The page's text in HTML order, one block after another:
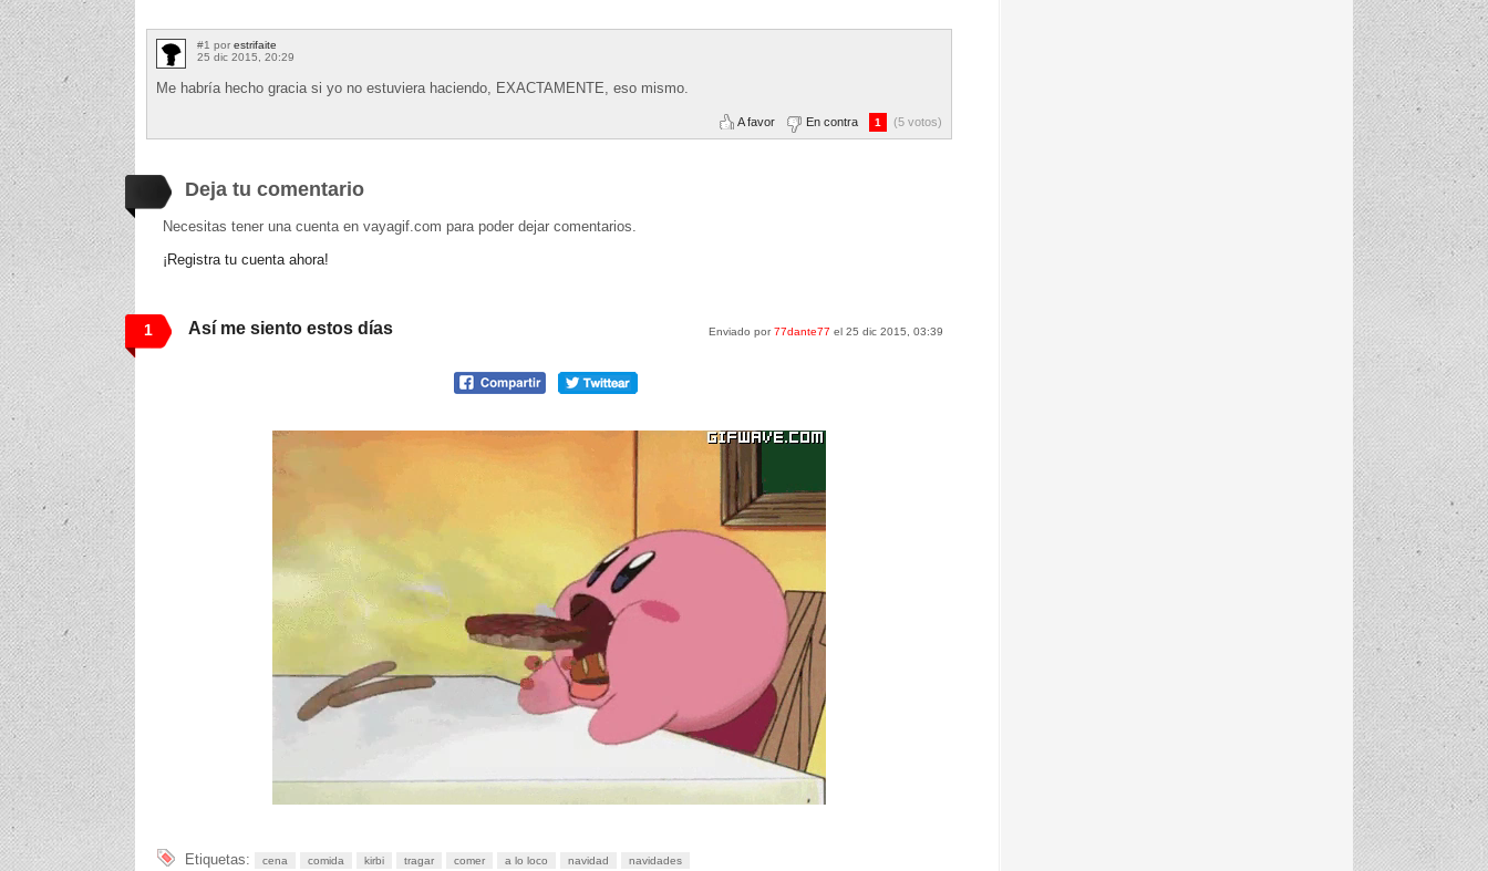
#1 por estrifaite
25 dic 2015, 20:29
Me habría hecho gracia si yo no estuviera haciendo, EXACTAMENTE, eso mismo.
A favor En contra 1 (5 votos)
Deja tu comentario
Necesitas tener una cuenta en vayagif.com para poder dejar comentarios.
¡Registra tu cuenta ahora!
1 Enviado por77dante77 el 25 dic 2015, 03:39
Así me siento estos días
Etiquetas: cena comida kirbi tragar comer a lo loco navidad navidades